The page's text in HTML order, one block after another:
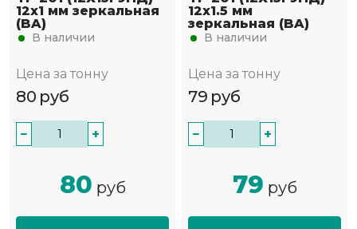
12х1 мм зеркальная
(BA)
В наличии
Цена за тонну
80 руб
− +
80 руб
12х1.5 мм
зеркальная (BA)
В наличии
Цена за тонну
79 руб
− +
79 руб